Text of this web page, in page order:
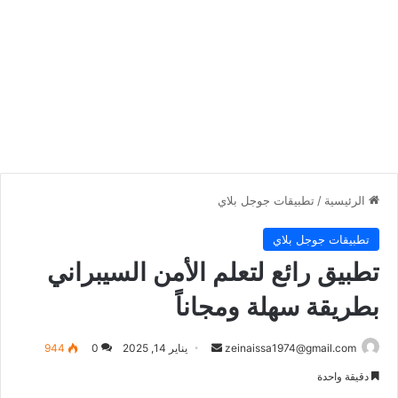
الرئيسية / تطبيقات جوجل بلاي
تطبيقات جوجل بلاي
تطبيق رائع لتعلم الأمن السيبراني
بطريقة سهلة ومجاناً
zeinaissa1974@gmail.com
أرسل يناير 14, 2025 0
944
دقيقة واحدة